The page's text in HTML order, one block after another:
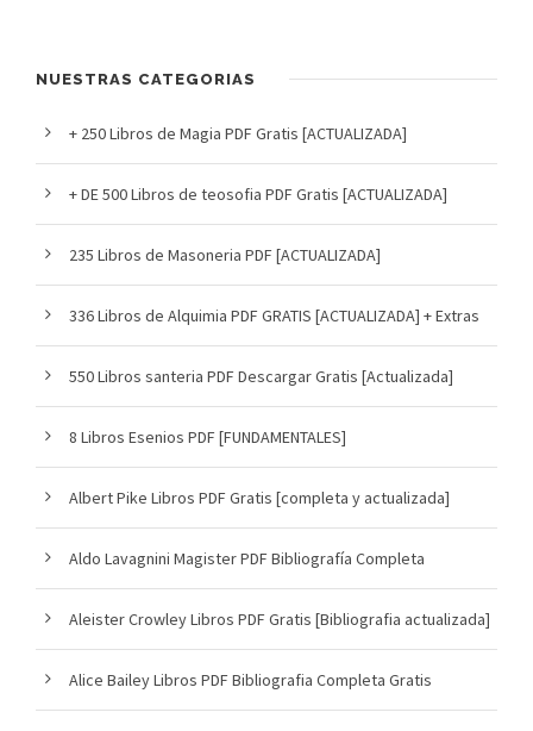
NUESTRAS CATEGORIAS
+ 250 Libros de Magia PDF Gratis [ACTUALIZADA]
+ DE 500 Libros de teosofia PDF Gratis [ACTUALIZADA]
235 Libros de Masoneria PDF [ACTUALIZADA]
336 Libros de Alquimia PDF GRATIS [ACTUALIZADA] + Extras
550 Libros santeria PDF Descargar Gratis [Actualizada]
8 Libros Esenios PDF [FUNDAMENTALES]
Albert Pike Libros PDF Gratis [completa y actualizada]
Aldo Lavagnini Magister PDF Bibliografía Completa
Aleister Crowley Libros PDF Gratis [Bibliografia actualizada]
Alice Bailey Libros PDF Bibliografia Completa Gratis